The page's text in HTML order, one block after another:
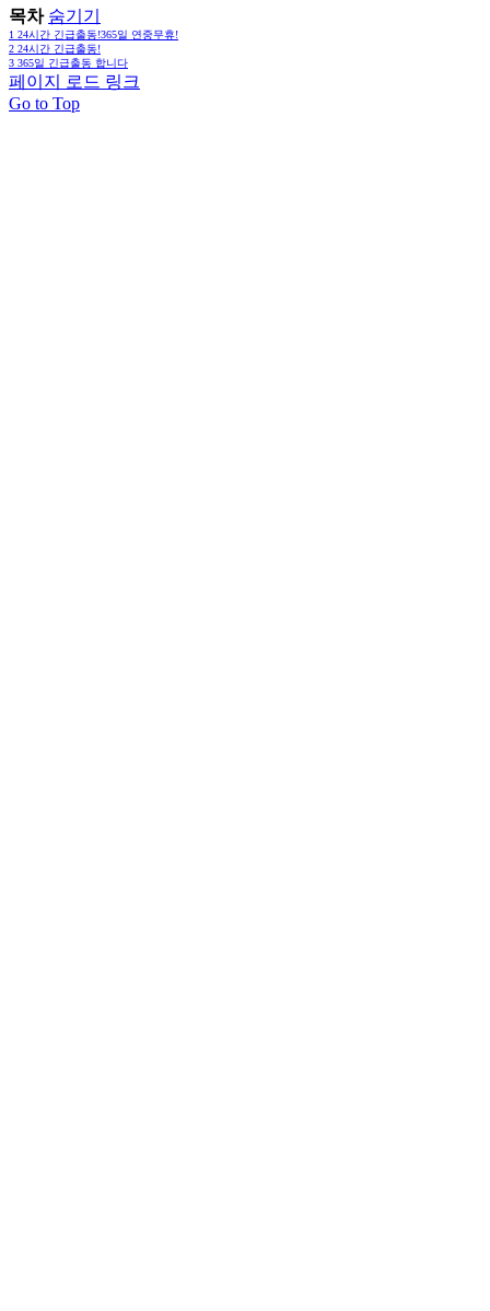
목차 숨기기
1 24시간 긴급출동!365일 연중무휴!
2 24시간 긴급출동!
3 365일 긴급출동 합니다
페이지 로드 링크
Go to Top